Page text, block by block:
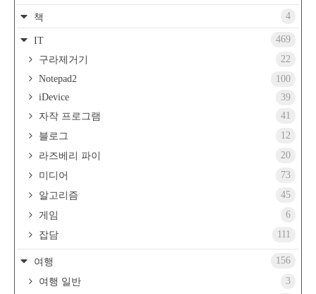
책 4
IT
469
구라제거기
22
Notepad2
100
iDevice
39
자작 프로그램
41
블로그
12
라즈베리 파이
20
미디어
73
알고리즘
45
게임
6
잡담
111
여행
156
여행 일반
3